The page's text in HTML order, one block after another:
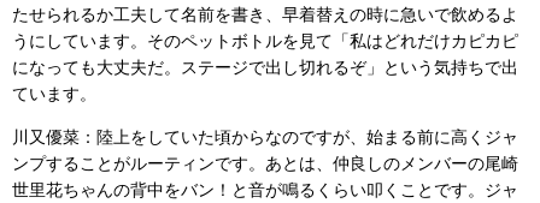
たせられるか工夫して名前を書き、早着替えの時に急いで飲めるよ
うにしています。そのペットボトルを見て「私はどれだけカピカピ
になっても大丈夫だ。ステージで出し切れるぞ」という気持ちで出
ています。
川又優菜：陸上をしていた頃からなのですが、始まる前に高くジャ
ンプすることがルーティンです。あとは、仲良しのメンバーの尾崎
世里花ちゃんの背中をバン！と音が鳴るくらい叩くことです。ジャ